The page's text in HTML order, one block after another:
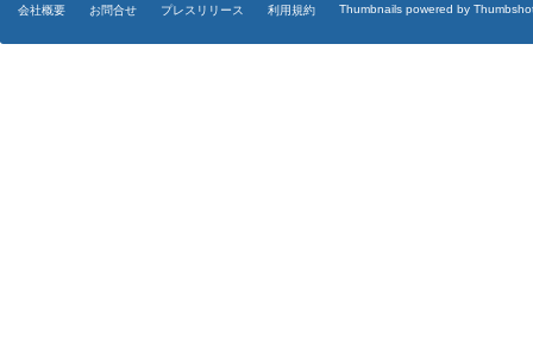
会社概要 お問合せ プレスリリース 利用規約 Thumbnails powered by